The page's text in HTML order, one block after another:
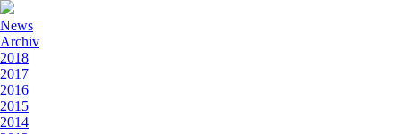
News
Archiv
2018
2017
2016
2015
2014